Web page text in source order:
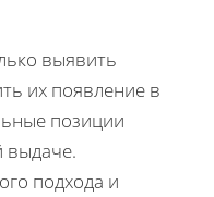
выявить
их появление в
позиции
выдаче.
подхода и